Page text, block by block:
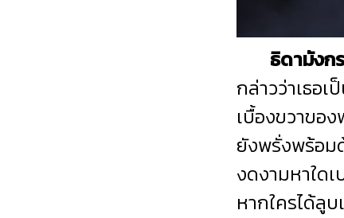
ธิดามังกร
กล่าวว่าเธอ
เบื้องขวาขอ
ยังพรั่งพร้อม
งดงามหาใด
หากใครได้ลู